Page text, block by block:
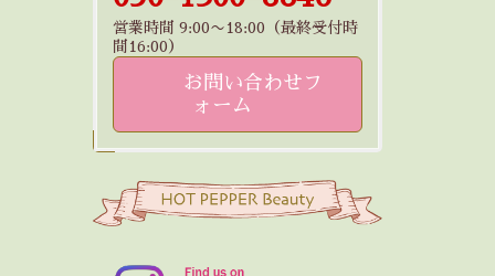
営業時間 9:00〜18:00（最終受付時
間16:00）
お問い合わせフ
ォーム